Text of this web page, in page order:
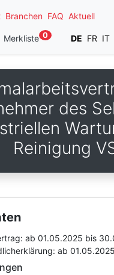
Branchen FAQ Aktuell
Merkliste 0 DE FR IT
des
Reinigung
ab 01.05.2025 bis
ab 01.05.2025